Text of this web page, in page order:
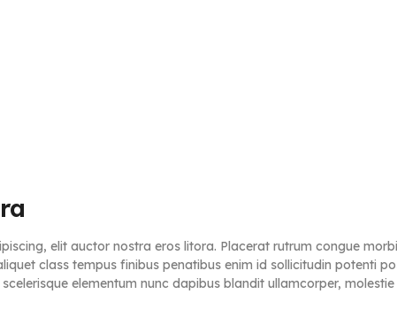
elit auctor nostra eros litora. Placerat rutrum congue
class tempus finibus penatibus enim id sollicitudin potenti
elementum nunc dapibus blandit ullamcorper,